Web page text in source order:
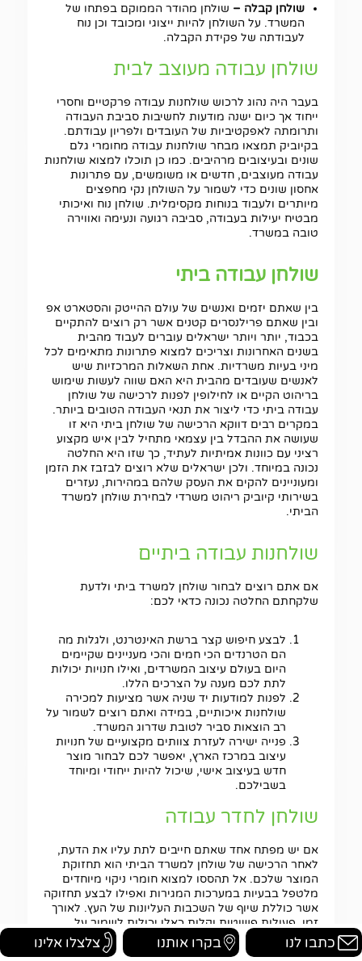
שולחן קבלה – שולחן מהודר הממוקם בפתחו של
המשרד. על השולחן להיות ייצוגי ומכובד וכן נוח
לעבודתה של פקידת הקבלה.
שולחן עבודה מעוצב לבית
בעבר היה נהוג לרכוש שולחנות עבודה פרקטיים וחסרי
ייחוד אך כיום ישנה מודעות לחשיבות סביבת העבודה
ותרומתה לאפקטיביות של העובדים ולפריון עבודתם.
בקיוביק תמצאו מבחר שולחנות עבודה מחומרי גלם
שונים ובעיצובים מרהיבים. כמו כן תוכלו למצוא שולחנות
עבודה מעוצבים, חדשים או משומשים, עם פתרונות
אחסון שונים כדי לשמור על השולחן נקי מחפצים
מיותרים ולעבוד בנוחות מקסימלית. שולחן נוח ואיכותי
מבטיח יעילות בעבודה, סביבה רגועה ונעימה ואווירה
טובה במשרד.
שולחן עבודה ביתי
בין שאתם יזמים ואנשים של עולם ההייטק והסטארט אפ
ובין שאתם פרילנסרים קטנים אשר רק רוצים להתקיים
בכבוד, יותר ויותר ישראלים עוברים לעבוד מהבית
בשנים האחרונות וצריכים למצוא פתרונות מתאימים לכל
מיני בעיות משרדיות. אחת השאלות המרכזיות שיש
לאנשים שעובדים מהבית היא האם שווה לעשות שימוש
בריהוט הקיים או לחילופין לפנות לרכישה של שולחן
עבודה ביתי כדי ליצור את תנאי העבודה הטובים ביותר.
במקרים רבים דווקא הרכישה של שולחן ביתי היא זו
שעושה את ההבדל בין עצמאי מתחיל לבין איש מקצוע
רציני עם כוונות אמיתיות לעתיד, כך שזו היא החלטה
נכונה במיוחד. ולכן ישראלים שלא רוצים לבזבז את הזמן
ומעוניינים להקים את העסק שלהם במהירות, נעזרים
בשירותי קיוביק ריהוט משרדי לבחירת שולחן למשרד
הביתי.
שולחנות עבודה ביתיים
אם אתם רוצים לבחור שולחן למשרד ביתי ולדעת
שלקחתם החלטה נכונה כדאי לכם:
לבצע חיפוש קצר ברשת האינטרנט, ולגלות מה
הם הטרנדים הכי חמים והכי מעניינים שקיימים
היום בעולם עיצוב המשרדים, ואילו חנויות יכולות
לתת לכם מענה על הצרכים הללו.
לפנות למודעות יד שניה אשר מציעות למכירה
שולחנות איכותיים, במידה ואתם רוצים לשמור על
רב הוצאות סביר לטובת שדרוג המשרד.
פנייה ישירה לעזרת צוותים מקצועיים של חנויות
עיצוב במרכז הארץ, יאפשר לכם לבחור מוצר
חדש בעיצוב אישי, שיכול להיות ייחודי ומיוחד
בשבילכם.
שולחן לחדר עבודה
אם יש מפתח אחד שאתם חייבים לתת עליו את הדעת,
לאחר הרכישה של שולחן למשרד הביתי הוא תחזוקת
המוצר שלכם. אל תהססו למצוא חומרי ניקוי מיוחדים
מלטפל בבעיות במערכות המגירות ואפילו לבצע תחזוקה
אשר כוללת שיוף של השכבות העליונות של העץ. לאורך
זמן, פעולות פשוטות וקלות כאלו יכולות לשמור על
השולחן שלכם ולאפשר שימוש נכון ומינימום השקעת
משאבים בתיקונים דרושים. זו היא ההמלצה המקצועית
כתבו לנו בקרו אותנו צלצלו אלינו